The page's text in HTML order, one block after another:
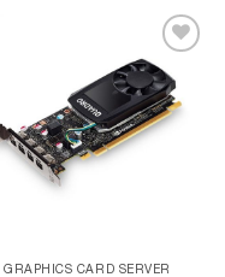
Add to
Wishlist
GRAPHICS CARD SERVER